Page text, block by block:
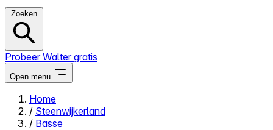
Zoeken
Probeer Walter gratis
Open menu
Close menu
Home
/ Steenwijkerland
/ Basse